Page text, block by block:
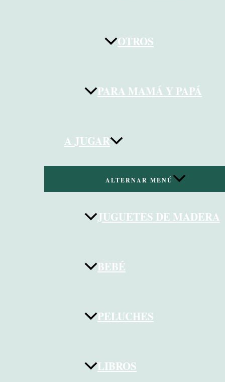
OTROS
PARA MAMÁ Y PAPÁ
A JUGAR
ALTERNAR MENÚ
JUGUETES DE MADERA
BEBÉ
PELUCHES
LIBROS